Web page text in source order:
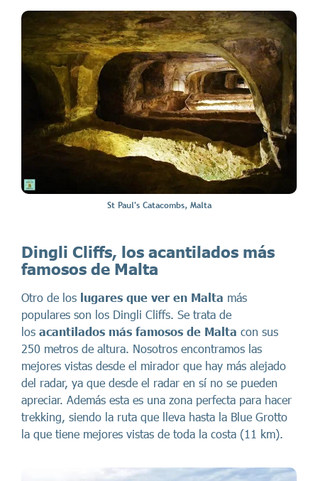
St Paul's Catacombs, Malta
Dingli Cliffs, los acantilados más
famosos de Malta
Otro de los lugares que ver en Malta más
populares son los Dingli Cliffs. Se trata de
los acantilados más famosos de Malta con sus
250 metros de altura. Nosotros encontramos las
mejores vistas desde el mirador que hay más alejado
del radar, ya que desde el radar en sí no se pueden
apreciar. Además esta es una zona perfecta para hacer
trekking, siendo la ruta que lleva hasta la Blue Grotto
la que tiene mejores vistas de toda la costa (11 km).